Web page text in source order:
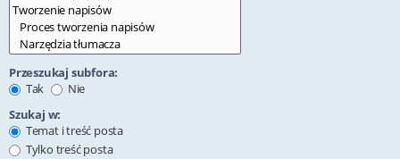
Przeszukaj subfora:
Tak
Nie
Szukaj w:
Temat i treść posta
Tylko treść posta